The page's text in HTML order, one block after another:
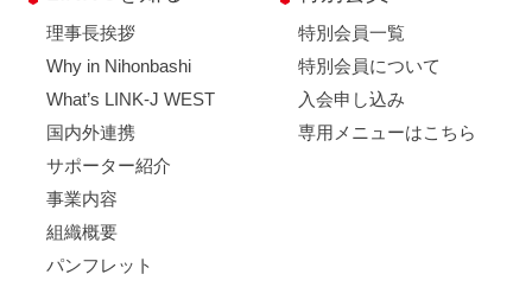
理事長挨拶
Why in Nihonbashi
What’s LINK-J WEST
国内外連携
サポーター紹介
事業内容
組織概要
パンフレット
特別会員一覧
特別会員について
入会申し込み
専用メニューはこちら